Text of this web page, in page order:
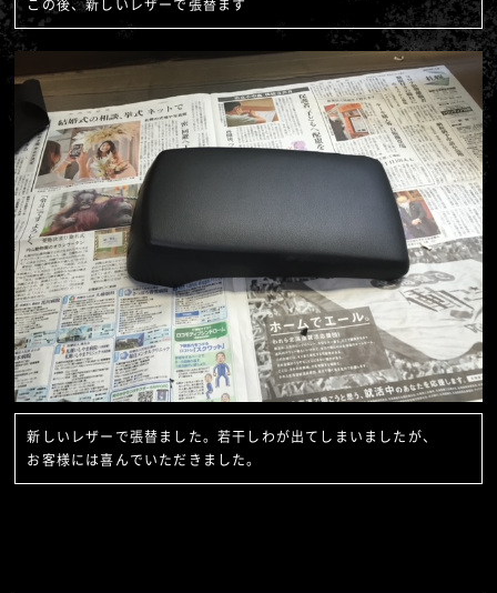
この後、新しいレザーで張替ます
新しいレザーで張替ました。若干しわが出てしまいましたが、
お客様には喜んでいただきました。